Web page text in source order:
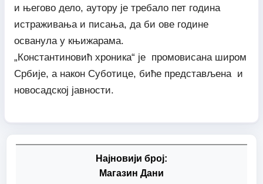
и његово дело, аутору је требало пет година
истраживања и писања, да би ове године
осванула у књижарама.
„Константиновић хроника“ је промовисана широм
Србије, а након Суботице, биће представљена и
новосадској јавности.
Најновији број:
Магазин Дани